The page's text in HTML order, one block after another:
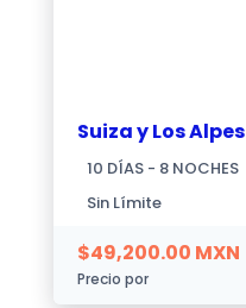
Suiza y Los Alpes
10 DÍAS - 8 NOCHES
Sin Límite
Precio por
$49,200.00 MXN